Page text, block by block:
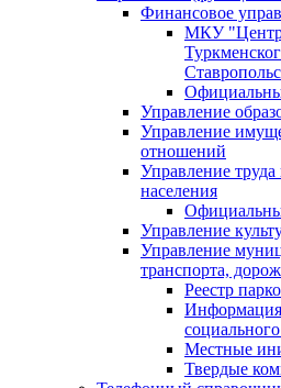
Финансовое
МКУ
Управление
Управление
отношений
Управление
населения
Управление
Управление
транспорта,
Реестр
Местные
Твердые